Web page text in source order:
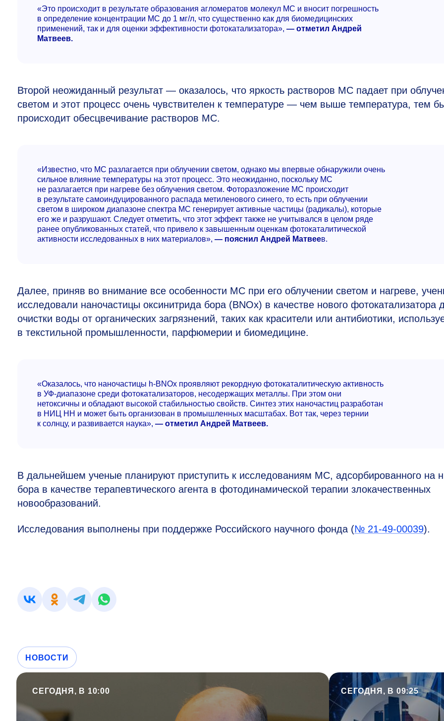
«Это происходит в результате образования агломератов молекул МС и вносит погрешность
в определение концентрации МС до 1 мг/л, что существенно как для биомедицинских
применений, так и для оценки эффективности фотокатализатора», — отметил Андрей
Матвеев.
Второй неожиданный результат — оказалось, что яркость растворов МС падает при
светом и этот процесс очень чувствителен к температуре — чем выше температура, тем
происходит обесцвечивание растворов МС.
«Известно, что МС разлагается при облучении светом, однако мы впервые обнаружили очень
сильное влияние температуры на этот процесс. Это неожиданно, поскольку МС
не разлагается при нагреве без облучения светом. Фоторазложение МС происходит
в результате самоиндуцированного распада метиленового синего, то есть при облучении
светом в широком диапазоне спектра МС генерирует активные частицы (радикалы), которые
его же и разрушают. Следует отметить, что этот эффект также не учитывался в целом ряде
ранее опубликованных статей, что привело к завышенным оценкам фотокаталитической
активности исследованных в них материалов», — пояснил Андрей Матвеев.
Далее, приняв во внимание все особенности МС при его облучении светом и нагреве,
исследовали наночастицы оксинитрида бора (BNOx) в качестве нового фотокатализатора
очистки воды от органических загрязнений, таких как красители или антибиотики,
в текстильной промышленности, парфюмерии и биомедицине.
«Оказалось, что наночастицы h-BNOx проявляют рекордную фотокаталитическую активность
в УФ-диапазоне среди фотокатализаторов, несодержащих металлы. При этом они
нетоксичны и обладают высокой стабильностью свойств. Синтез этих наночастиц разработан
в НИЦ НН и может быть организован в промышленных масштабах. Вот так, через тернии
к солнцу, и развивается наука», — отметил Андрей Матвеев.
В дальнейшем ученые планируют приступить к исследованиям МС, адсорбированного на
бора в качестве терапевтического агента в фотодинамической терапии злокачественных
новообразований.
Исследования выполнены при поддержке Российского научного фонда (№ 21-49-00039).
НОВОСТИ
СЕГОДНЯ, В 10:00 СЕГОДНЯ, В 09:25